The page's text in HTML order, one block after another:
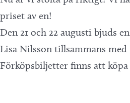
priset av en!
Den 21 och 22 augusti bjuds
Lisa Nilsson tillsammans
Förköpsbiljetter finns att